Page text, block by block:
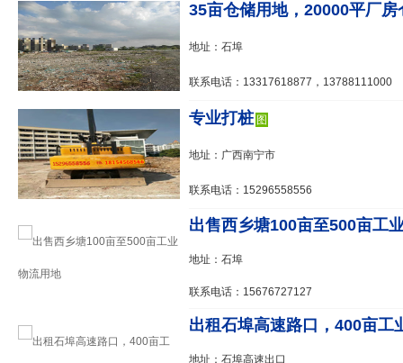
35亩仓储用地，20000平厂房
地址：石埠
联系电话：13317618877，13788111000
专业打桩 图
地址：广西南宁市
联系电话：15296558556
出售西乡塘100亩至500亩工
地址：石埠
联系电话：15676727127
出租石埠高速路口，400亩工
地址：石埠高速出口